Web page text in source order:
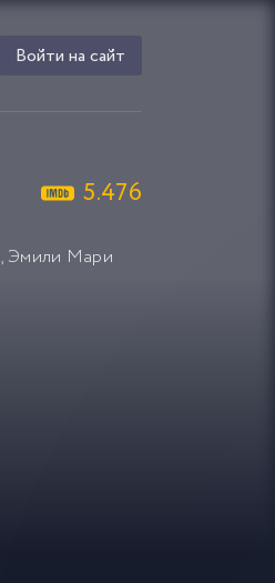
Войти на сайт
5.476
, Эмили Мари